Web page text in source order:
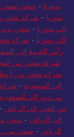
سوريا - شحن عفش
سوريا - شركة شحن
الي سوريا - شحن بري
الي سوريا - شركة
رأس الخيمة إلى
شركة شحن من
شركة شحن من
إلى السعودية -
من دبي إلى السعودية
من العين إلى الرياض -
إلى الرياض - شحن
الرياض - شحن من